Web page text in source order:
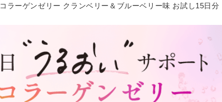
スキンケア
日用品
コラーゲンゼリー クランベリー＆ブルーベリー味 お試し15日分